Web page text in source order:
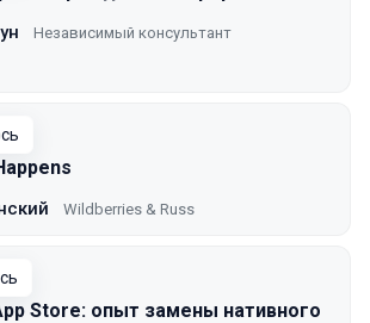
Независимый консультант
Wildberries & Russ
Store: опыт замены нативного